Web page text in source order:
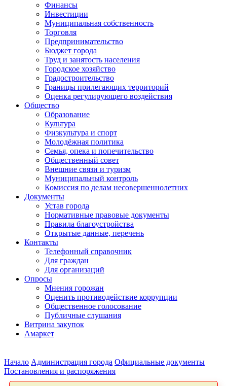
Финансы
Инвестиции
Муниципальная собственность
Торговля
Предпринимательство
Бюджет города
Труд и занятость населения
Городское хозяйство
Градостроительство
Границы прилегающих территорий
Оценка регулирующего воздействия
Общество
Образование
Культура
Физкультура и спорт
Молодёжная политика
Семья, опека и попечительство
Общественный совет
Внешние связи и туризм
Муниципальный контроль
Комиссия по делам несовершеннолетних
Документы
Устав города
Нормативные правовые документы
Правила благоустройства
Открытые данные, перечень
Контакты
Телефонный справочник
Для граждан
Для организаций
Опросы
Мнения горожан
Оценить противодействие коррупции
Общественное голосование
Публичные слушания
Витрина закупок
Амаркет
Начало Администрация города Официальные документы
Постановления и распоряжения